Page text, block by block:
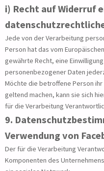
i) Recht auf Widerruf
Jede von der Verarbeitung
Person hat das vom
gewährte Recht, eine
personenbezogener Daten
Möchte die betroffene Person
geltend machen, kann sie sich
für die Verarbeitung
9.
Verwendung von
Der für die Verarbeitung
Komponenten des